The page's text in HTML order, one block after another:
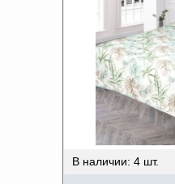
В наличии: 4 шт.